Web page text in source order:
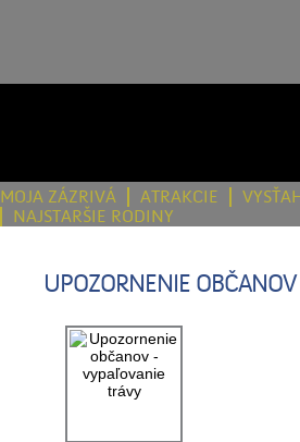
MOJA ZÁZRIVÁ ATRAKCIE
NAJSTARŠIE RODINY
UPOZORNENIE